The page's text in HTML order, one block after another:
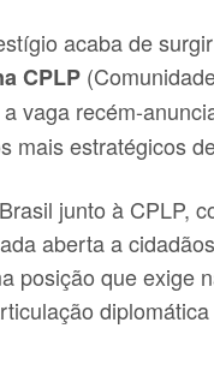
acaba de
CPLP
vaga recém-
mais estratégicos
junto à CPLP,
aberta a
posição que exige